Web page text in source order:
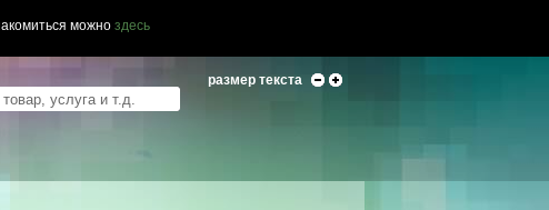
можно здесь
размер текста